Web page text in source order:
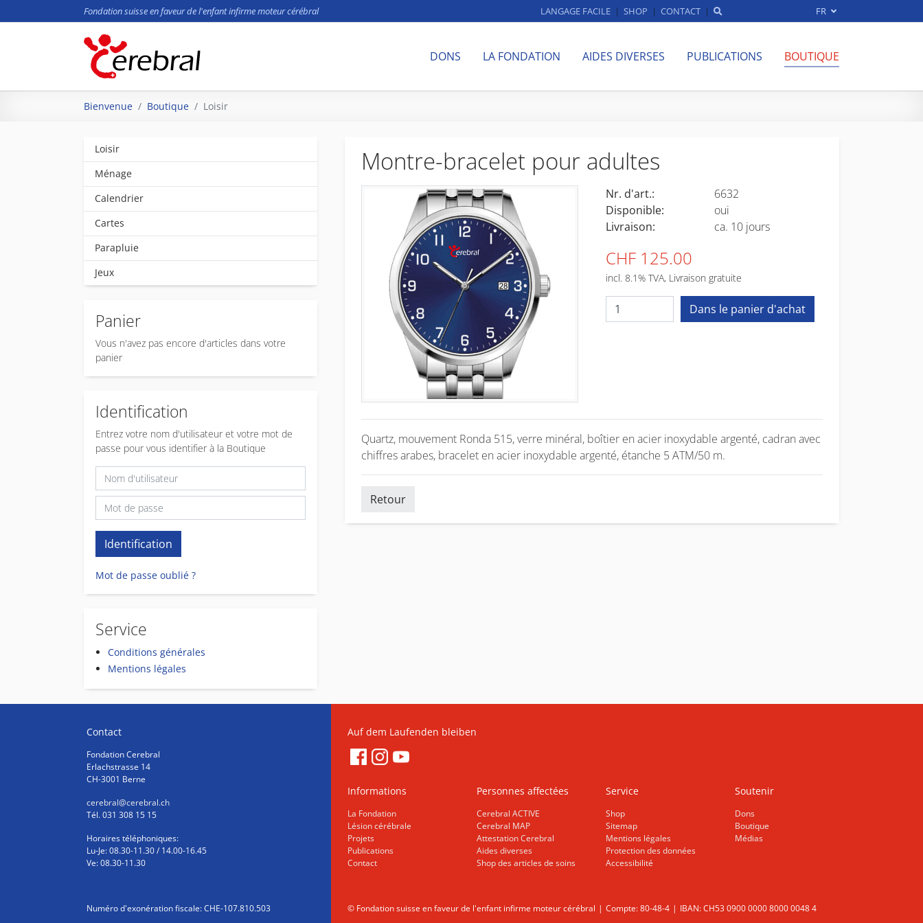
Fondation suisse en faveur de l'enfant infirme moteur cérébral LANGAGE FACILE SHOP CONTACT FR
DONS LA FONDATION AIDES DIVERSES PUBLICATIONS BOUTIQUE
Bienvenue Boutique Loisir
Loisir
Ménage
Calendrier
Cartes
Parapluie
Jeux
Panier
Vous n'avez pas encore d'articles dans votre
panier
Identification
Entrez votre nom d'utilisateur et votre mot de
passe pour vous identifier à la Boutique
Mot de passe oublié ?
Service
Conditions générales
Mentions légales
Montre-bracelet pour adultes
Nr. d'art.:
6632
Disponible:
oui
Livraison:
ca. 10 jours
CHF 125.00
incl. 8.1% TVA, Livraison gratuite
Quartz, mouvement Ronda 515, verre minéral, boîtier en acier inoxydable argenté, cadran avec
chiffres arabes, bracelet en acier inoxydable argenté, étanche 5 ATM/50 m.
Retour
Contact
Fondation Cerebral
Erlachstrasse 14
CH-3001 Berne
cerebral@cerebral.ch
Tél. 031 308 15 15
Horaires téléphoniques:
Lu-Je: 08.30-11.30 / 14.00-16.45
Ve: 08.30-11.30
Auf dem Laufenden bleiben
Informations
La Fondation
Lésion cérébrale
Projets
Publications
Contact
Personnes affectées
Cerebral ACTIVE
Cerebral MAP
Attestation Cerebral
Aides diverses
Shop des articles de soins
Service
Shop
Sitemap
Mentions légales
Protection des données
Accessibilité
Soutenir
Dons
Boutique
Médias
Numéro d'exonération fiscale: CHE-107.810.503 © Fondation suisse en faveur de l'enfant infirme moteur cérébral Compte: 80-48-4 IBAN: CH53 0900 0000 8000 0048 4